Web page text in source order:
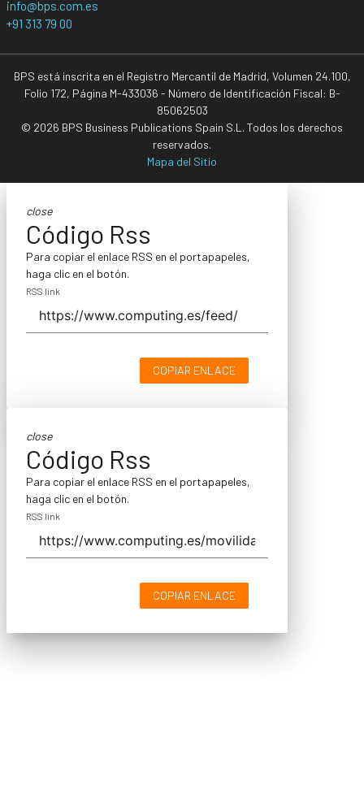
info@bps.com.es
+91 313 79 00
BPS está inscrita en el Registro Mercantil de Madrid, Volumen 24.100,
Folio 172, Página M-433036 - Número de Identificación Fiscal: B-
85062503
© 2026 BPS Business Publications Spain S.L. Todos los derechos
reservados.
Mapa del Sitio
close
Código Rss
Para copiar el enlace RSS en el portapapeles,
haga clic en el botón.
RSS link
COPIAR ENLACE
close
Código Rss
Para copiar el enlace RSS en el portapapeles,
haga clic en el botón.
RSS link
COPIAR ENLACE